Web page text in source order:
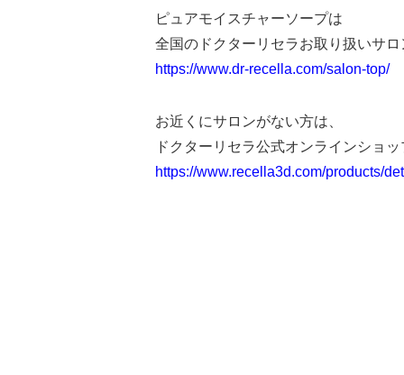
ピュアモイスチャーソープは
全国のドクターリセラお取り扱いサ
https://www.dr-recella.com/salon-top/
お近くにサロンがない方は、
ドクターリセラ公式オンラインショッ
https://www.recella3d.com/products/